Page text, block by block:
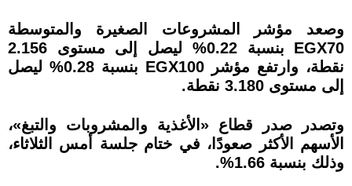
وصعد مؤشر المشروعات الصغيرة والمتوسطة
EGX70 بنسبة 0.22% ليصل إلى مستوى 2.156
نقطة، وارتفع مؤشر EGX100 بنسبة 0.28% ليصل
إلى مستوى 3.180 نقطة.
وتصدر صدر قطاع «الأغذية والمشروبات والتبغ»،
الأسهم الأكثر صعودًا، في ختام جلسة أمس الثلاثاء،
وذلك بنسبة 1.66%.